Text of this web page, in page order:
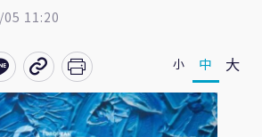
11:20
小 中 大